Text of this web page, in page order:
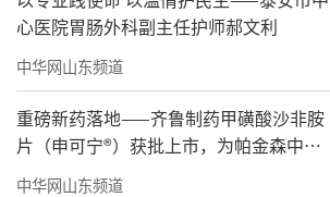
心医院胃肠外科副主任护师郝文利
中华网山东频道
重磅新药落地——齐鲁制药甲磺酸沙非胺
片（申可宁®）获批上市，为帕金森中晚
期患者添国产治疗新选择
中华网山东频道